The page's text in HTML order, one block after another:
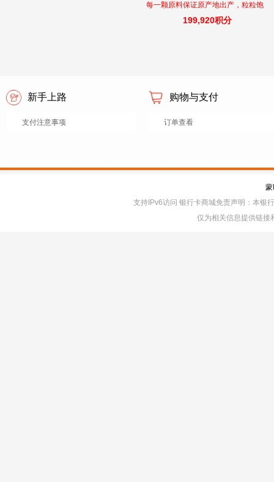
每一颗原料保证原产地出产，粒粒饱
满，颗颗甄选。每一味原料都蕴含着
199,920积分
新手上路
支付注意事项
购物与支付
订单查看
支持IPv6访问 银行卡商城免责声明：本银
仅为相关信息提供链接